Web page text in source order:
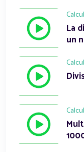
La
un